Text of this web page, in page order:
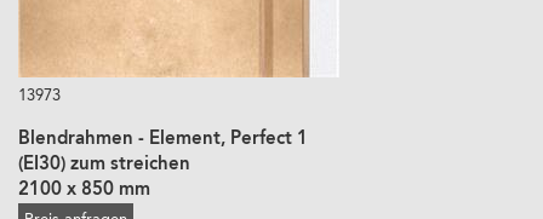
13973
Blendrahmen - Element, Perfect 1
(EI30) zum streichen
2100 x 850 mm